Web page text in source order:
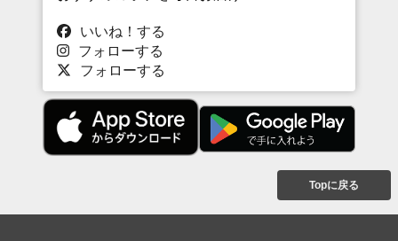
いいね！する
フォローする
フォローする
Topに戻る